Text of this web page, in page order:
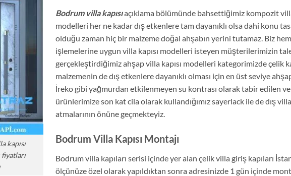
kapısı
Bodrum villa kapısıaçıklama bölümünde bahsettiğimiz kompozit
modelleri her ne kadar dış etkenlere tam dayanıklı olsa dahi konu
olduğu zaman hiç bir malzeme doğal ahşabın yerini tutamaz. Biz
işlemelerine uygun villa kapısı modelleri isteyen müşterilerimizin
gerçekleştirdiğimiz ahşap villa kapısı modelleri kategorimizde çelik
malzemenin de dış etkenlere dayanıklı olması için en üst seviye
İreko gibi yağmurdan etkilenmeyen su kontrası olarak tabir edilen
ürünlerimize son kat cila olarak kullandığımız sayerlack ile de dış
atmalarının önüne geçmekteyiz.
Bodrum Villa Kapısı Montajı
Bodrum villa kapıları serisi içinde yer alan çelik villa giriş kapıları
ölçünüze özel olarak yapıldıktan sonra adresinizde 1 gün içinde